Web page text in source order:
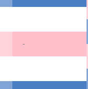
-